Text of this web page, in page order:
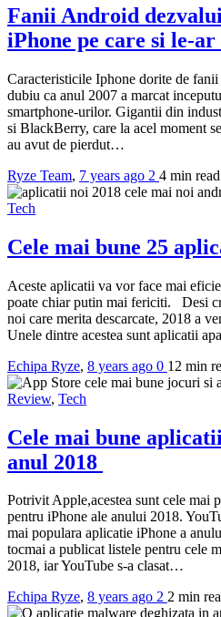
Fanii Android
iPhone pe care si le-
Caracteristicile Iphone dorite de
dubiu ca anul 2007 a marcat
smartphone-urilor. Gigantii din
si BlackBerry, care la acel moment
au avut de pierdut…
Ryze Team, 7 years ago 2 4 min read
Tech
Cele mai bune 25
Aceste aplicatii va vor face mai
poate chiar putin mai fericiti. Desi
noi care merita descarcate, 2018 a
Unele dintre acestea sunt aplicatii
Echipa Ryze, 8 years ago 0 12 min
Review, Tech
Cele mai bune
anul 2018
Potrivit Apple,acestea sunt cele mai
pentru iPhone ale anului 2018.
mai populara aplicatie iPhone a
tocmai a publicat listele pentru cele
2018, iar YouTube s-a clasat…
Echipa Ryze, 8 years ago 2 2 min